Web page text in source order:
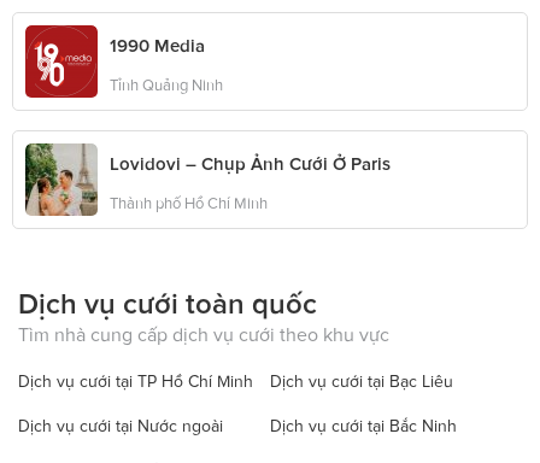
1990 Media
Tỉnh Quảng Ninh
Lovidovi – Chụp Ảnh Cưới Ở Paris
Thành phố Hồ Chí Minh
Dịch vụ cưới toàn quốc
Tìm nhà cung cấp dịch vụ cưới theo khu vực
Dịch vụ cưới tại TP Hồ Chí Minh Dịch vụ cưới tại Bạc Liêu
Dịch vụ cưới tại Nước ngoài Dịch vụ cưới tại Bắc Ninh